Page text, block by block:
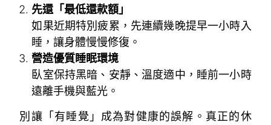
先還「最低還款額」
如果近期特別疲累，先連續幾晚提早一小時入
睡，讓身體慢慢修復。
營造優質睡眠環境
臥室保持黑暗、安靜、溫度適中，睡前一小時
遠離手機與藍光。
別讓「有睡覺」成為對健康的誤解。真正的休